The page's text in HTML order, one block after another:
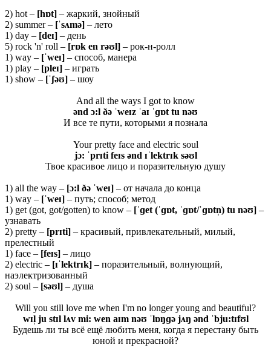
2) hot – [hɒt] – жаркий, знойный
2) summer – [ˈsʌmə] – лето
1) day – [deɪ] – день
5) rock 'n' roll – [rɒk en rəʊl] – рок-н-ролл
1) way – [ˈweɪ] – способ, манера
1) play – [pleɪ] – играть
1) show – [ˈʃəʊ] – шоу
And all the ways I got to know
ənd ɔ:l ðə ˈweɪz ˈaɪ ˈɡɒt tu nəʊ
И все те пути, которыми я познала
Your pretty face and electric soul
jɔ: ˈprɪti feɪs ənd ɪˈlektrɪk səʊl
Твое красивое лицо и поразительную душу
1) all the way – [ɔ:l ðə ˈweɪ] – от начала до конца
1) way – [ˈweɪ] – путь; способ; метод
1) get (got, got/gotten) to know – [ˈɡet (ˈɡɒt, ˈɡɒt/ˈɡɒtn̩) tu nəʊ] –
узнавать
2) pretty – [prɪti] – красивый, привлекательный, милый,
прелестный
1) face – [feɪs] – лицо
2) electric – [ɪˈlektrɪk] – поразительный, волнующий,
наэлектризованный
2) soul – [səʊl] – душа
Will you still love me when I'm no longer young and beautiful?
wɪl̩ ju stɪl lʌv mi: wen aɪm nəʊ ˈlɒŋɡə jʌŋ ənd ˈbju:tɪfʊl
Будешь ли ты всё ещё любить меня, когда я перестану быть
юной и прекрасной?